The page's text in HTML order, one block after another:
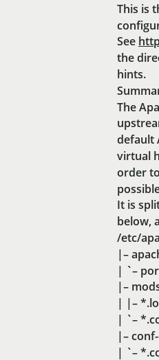
This is
See
the
hints.
The
default
virtual
order
It is
below,
/etc/
|–
| `–
|–
| |–
| `–
|–
| `–